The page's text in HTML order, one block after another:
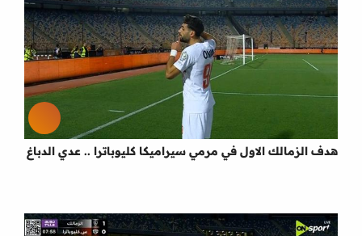
هدف الزمالك الاول في مرمي سيراميكا كليوباترا .. عدي الدباغ